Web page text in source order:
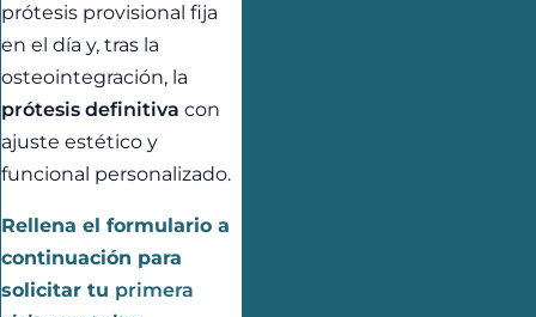
prótesis provisional fija
en el día y, tras la
osteointegración, la
prótesis definitiva con
ajuste estético y
funcional personalizado.
Rellena el formulario a
continuación para
solicitar tu primera